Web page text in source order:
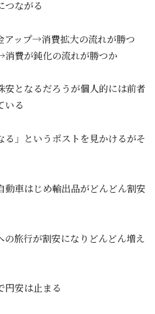
つながる
ップ→消費拡大の流れが勝つ
費が鈍化の流れが勝つか
安となるだろうが個人的には前者
いる
る」というポストを見かけるがそ
動車はじめ輸出品がどんどん割安
の旅行が割安になりどんどん増え
円安は止まる